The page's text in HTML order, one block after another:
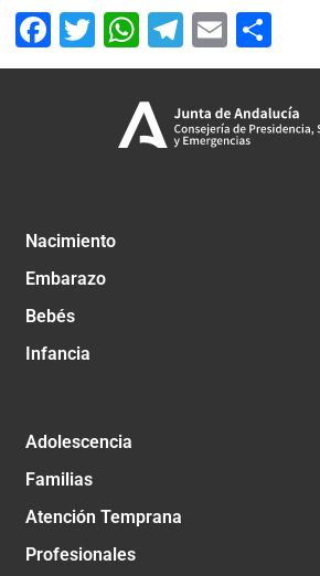
Facebook
Twitter
WhatsApp
Telegram
Email
Nacimiento
Embarazo
Bebés
Infancia
Adolescencia
Familias
Atención Temprana
Profesionales